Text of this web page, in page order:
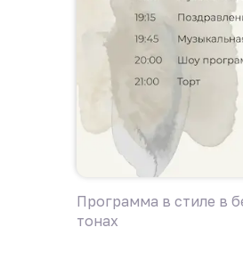
Программа в стиле в
тонах